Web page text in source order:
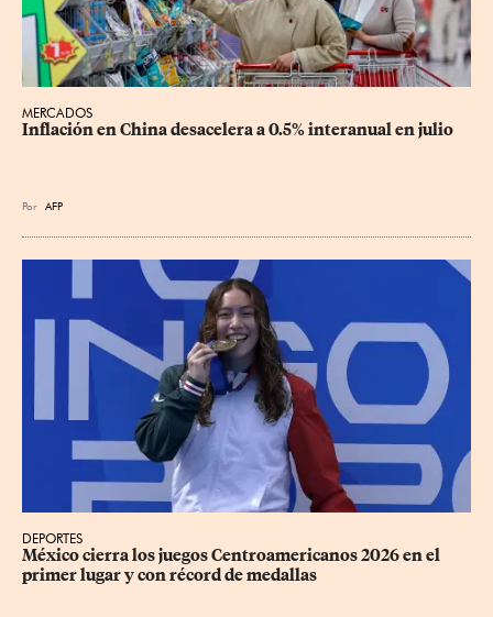
MERCADOS
Inflación en China desacelera a 0.5% interanual en julio
Por AFP
DEPORTES
México cierra los juegos Centroamericanos 2026 en el
primer lugar y con récord de medallas